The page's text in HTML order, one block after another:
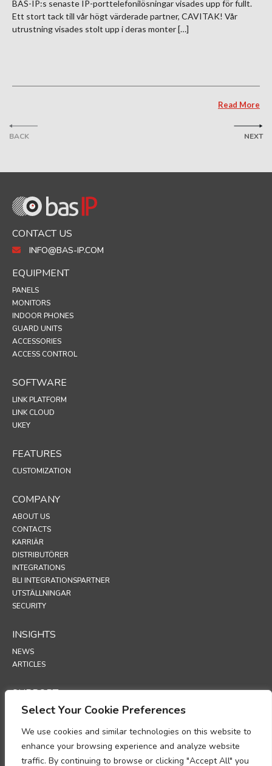
Select Your Cookie Preferences
We use cookies and similar technologies on this website to
enhance your browsing experience and analyze website
traffic. By continuing to browse or clicking "Accept All" you
BACK
BAS-IP:s senaste IP-porttelefonilösningar visades upp för fullt.
Ett stort tack till vår högt värderade partner, CAVITAK! Vår
utrustning visades stolt upp i deras monter […]
Read More
NEXT
CONTACT US
INFO@BAS-IP.COM
EQUIPMENT
PANELS
MONITORS
INDOOR PHONES
GUARD UNITS
ACCESSORIES
ACCESS CONTROL
SOFTWARE
LINK PLATFORM
LINK CLOUD
UKEY
FEATURES
CUSTOMIZATION
COMPANY
ABOUT US
CONTACTS
KARRIÄR
DISTRIBUTÖRER
INTEGRATIONS
BLI INTEGRATIONSPARTNER
UTSTÄLLNINGAR
SECURITY
INSIGHTS
NEWS
ARTICLES
SUPPORT
TECHNICAL PORTAL
POLICIES
INTEGRITETSPOLICY